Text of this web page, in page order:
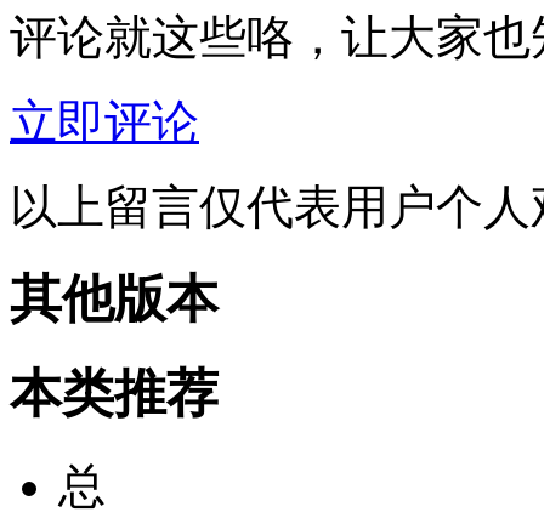
评论就这些咯，让大家
立即评论
以上留言仅代表用户个
其他版本
本类推荐
总